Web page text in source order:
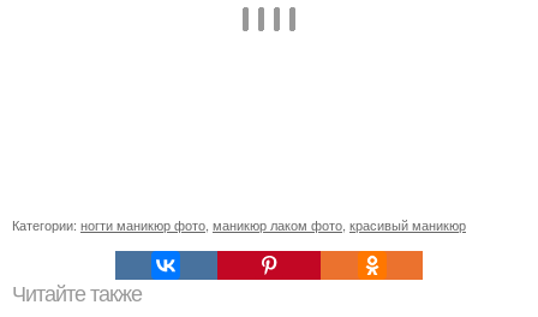
Категории: ногти маникюр фото маникюр лаком фото красивый маникюр
Читайте также